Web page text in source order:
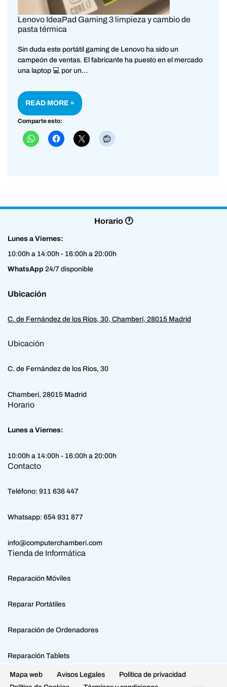
Lenovo IdeaPad Gaming 3 limpieza y cambio de
pasta térmica
Sin duda este portátil gaming de Lenovo ha sido un
campeón de ventas. El fabricante ha puesto en el mercado
una laptop 💻 por un…
READ MORE »
Comparte esto:
Horario 🕐
Lunes a Viernes:
10:00h a 14:00h - 16:00h a 20:00h
WhatsApp 24/7 disponible
Ubicación
C. de Fernández de los Ríos, 30, Chamberí, 28015 Madrid
Ubicación
C. de Fernández de los Ríos, 30
Chamberí, 28015 Madrid
Horario
Lunes a Viernes:
10:00h a 14:00h - 16:00h a 20:00h
Contacto
Teléfono: 911 636 447
Whatsapp: 654 931 877
info@computerchamberi.com
Tienda de Informática
Reparación Móviles
Reparar Portátiles
Reparación de Ordenadores
Reparación Tablets
Mapa web Avisos Legales
Política de privacidad